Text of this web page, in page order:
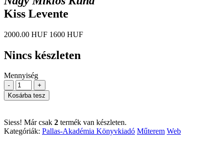
Kiss Levente
2000.00 HUF 1600 HUF
Nincs készleten
Mennyiség
-
+
Kosárba tesz
Siess! Már csak 2 termék van készleten.
Kategóriák: Pallas-Akadémia Könyvkiadó Műterem Web